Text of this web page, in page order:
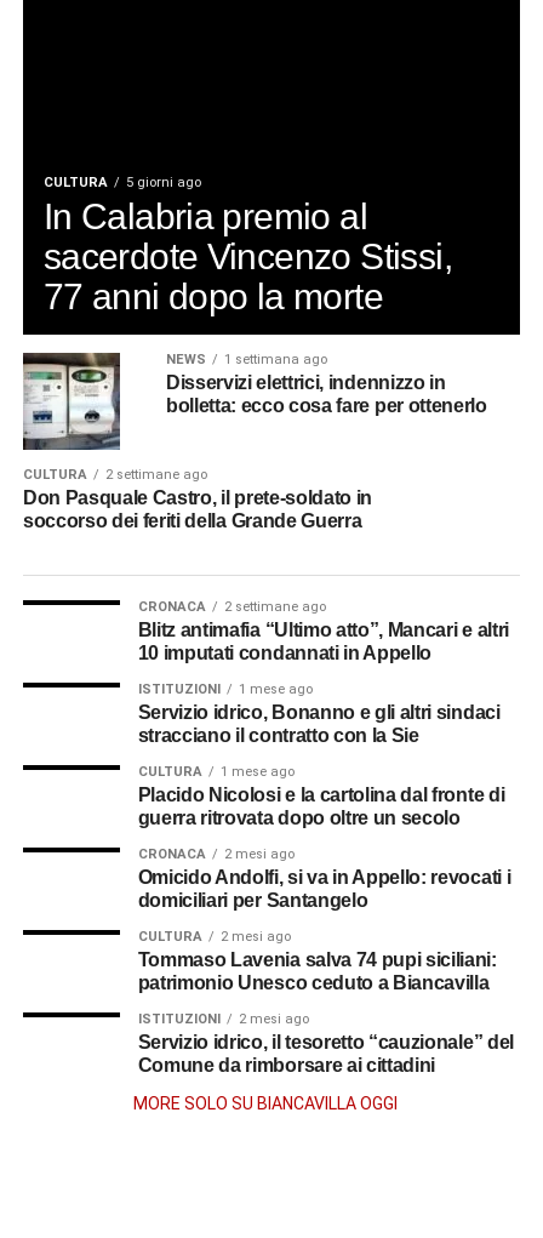
CULTURA 5 giorni ago
In Calabria premio al
sacerdote Vincenzo Stissi,
77 anni dopo la morte
NEWS 1 settimana ago
Disservizi elettrici, indennizzo in
bolletta: ecco cosa fare per ottenerlo
CULTURA 2 settimane ago
Don Pasquale Castro, il prete-soldato in
soccorso dei feriti della Grande Guerra
CRONACA 2 settimane ago
Blitz antimafia “Ultimo atto”, Mancari e altri
10 imputati condannati in Appello
ISTITUZIONI 1 mese ago
Servizio idrico, Bonanno e gli altri sindaci
stracciano il contratto con la Sie
CULTURA 1 mese ago
Placido Nicolosi e la cartolina dal fronte di
guerra ritrovata dopo oltre un secolo
CRONACA 2 mesi ago
Omicido Andolfi, si va in Appello: revocati i
domiciliari per Santangelo
CULTURA 2 mesi ago
Tommaso Lavenia salva 74 pupi siciliani:
patrimonio Unesco ceduto a Biancavilla
ISTITUZIONI 2 mesi ago
Servizio idrico, il tesoretto “cauzionale” del
Comune da rimborsare ai cittadini
MORE SOLO SU BIANCAVILLA OGGI